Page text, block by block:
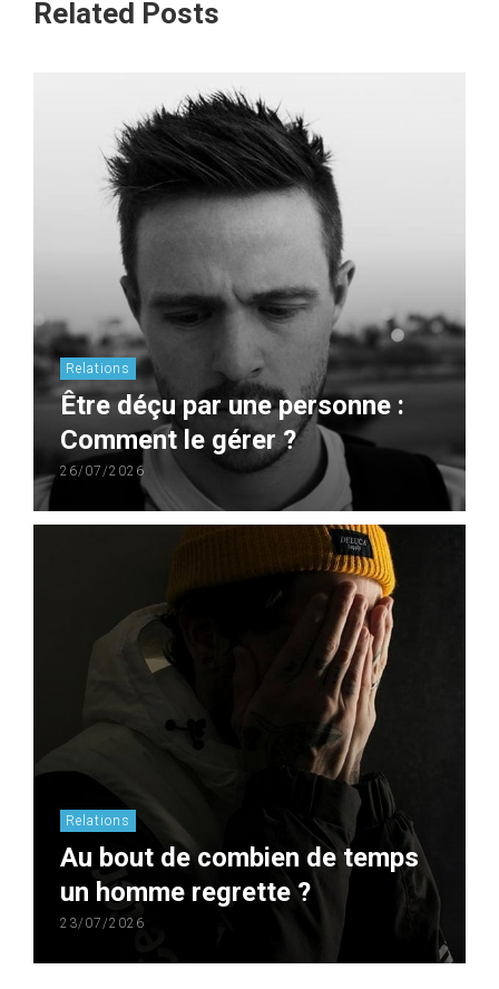
Related Posts
Relations
Être déçu par une personne :
Comment le gérer ?
26/07/2026
Relations
Au bout de combien de temps
un homme regrette ?
23/07/2026